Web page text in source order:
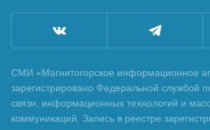
СМИ «Магнитогорское информационное
зарегистрировано Федеральной службой
связи, информационных технологий и
коммуникаций. Запись в реестре